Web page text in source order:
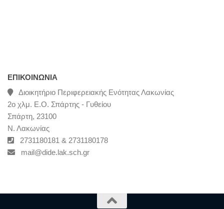
ΕΠΙΚΟΙΝΩΝΊΑ
Διοικητήριο Περιφερειακής Ενότητας Λακωνίας
2ο χλμ. Ε.Ο. Σπάρτης - Γυθείου
Σπάρτη, 23100
Ν. Λακωνίας
2731180181 & 2731180178
mail@dide.lak.sch.gr